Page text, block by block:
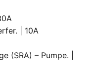
| 10A
(SRA) – Pumpe. |